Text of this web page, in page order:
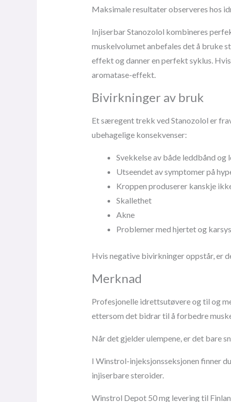
Maksimale resultater observeres hos
Injiserbar Stanozolol kombineres
muskelvolumet anbefales det å bruke
effekt og danner en perfekt syklus.
aromatase-effekt.
Bivirkninger av bruk
Et særegent trekk ved Stanozolol er
ubehagelige konsekvenser:
Svekkelse av både leddbånd
Utseendet av symptomer på
Kroppen produserer kanskje
Skallethet
Akne
Problemer med hjertet og
Hvis negative bivirkninger oppstår, er
Merknad
Profesjonelle idrettsutøvere og til og
ettersom det bidrar til å forbedre
Når det gjelder ulempene, er det bare
I Winstrol-injeksjonsseksjonen finner
injiserbare steroider.
Winstrol Depot 50 mg levering til